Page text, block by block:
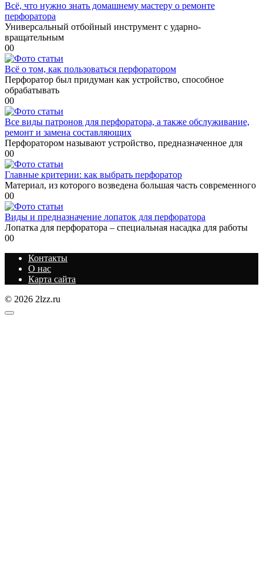
Всё, что нужно знать домашнему мастеру о ремонте
перфоратора
Универсальный отбойный инструмент с ударно-
вращательным
00
Всё о том, как пользоваться перфоратором
Перфоратор был придуман как устройство, способное
обрабатывать
00
Все виды патронов для перфоратора, а также обслуживание,
ремонт и замена составляющих
Перфоратором называют устройство, предназначенное для
00
Главные критерии: как выбрать перфоратор
Материал, из которого возведена большая часть современного
00
Виды и предназначение лопаток для перфоратора
Лопатка для перфоратора – специальная насадка для работы
00
Контакты
О нас
Карта сайта
© 2026 2lzz.ru